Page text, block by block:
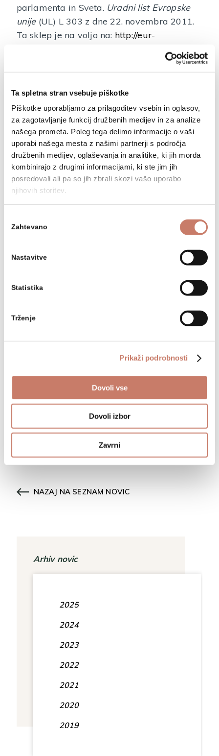
Ta spletna stran vsebuje piškotke
Piškotke uporabljamo za prilagoditev vsebin in oglasov,
za zagotavljanje funkcij družbenih medijev in za analize
našega prometa. Poleg tega delimo informacije o vaši
uporabi našega mesta z našimi partnerji s področja
družbenih medijev, oglaševanja in analitike, ki jih morda
kombinirajo z drugimi informacijami, ki ste jim jih
posredovali ali pa so jih zbrali skozi vašo uporabo
njihovih storitev.
soglasja
Zahtevano
Nastavitve
Statistika
Trženje
Prikaži podrobnosti
Dovoli vse
Dovoli izbor
Zavrni
parlamenta in Sveta. Uradni list Evropske
unije(UL) L 303 z dne 22. novembra 2011.
Ta sklep je na voljo na: http://eur-
lex.europa.eu/LexUriServ/LexUriServ.do?
uri=OJ:L:2011:303:0001:0009:SL:PDF.
Sodelovanje med nosilci znaka, odprtje gostujoče razstave Muzeja
Udeležba na konferenci predstavnikov nosilcev znaka evropske dediščine,
Bruselj, 22. 10. 2019
NAZAJ NA SEZNAM NOVIC
Arhiv novic
2025
2024
2023
2022
2021
2020
2019